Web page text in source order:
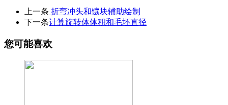
上一条 折弯冲头和镶块辅助绘制
下一条计算旋转体体积和毛坯直径
您可能喜欢